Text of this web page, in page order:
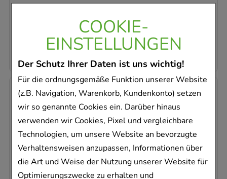
COOKIE-
EINSTELLUNGEN
Der Schutz Ihrer Daten ist uns wichtig!
Für die ordnungsgemäße Funktion unserer Website
(z.B. Navigation, Warenkorb, Kundenkonto) setzen
wir so genannte Cookies ein. Darüber hinaus
verwenden wir Cookies, Pixel und vergleichbare
Technologien, um unsere Website an bevorzugte
Verhaltensweisen anzupassen, Informationen über
die Art und Weise der Nutzung unserer Website für
Optimierungszwecke zu erhalten und
Sofort lieferbar
13,48 €¹
pro 1 Stk
BIOCHEMIE Pflüger 11 Silicea D 12 Tabletten
Homöopathisches Laboratorium Alexander Pflüger
- 27%